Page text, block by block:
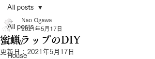
All posts
Diary
House
All posts
蜜蝋ラップのDIY
Nao Ogawa
2021年5月17日
更新日： 2021年5月17日